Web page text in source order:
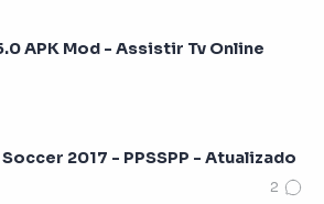
APK Mod - Assistir Tv Online
2017 - PPSSPP - Atualizado